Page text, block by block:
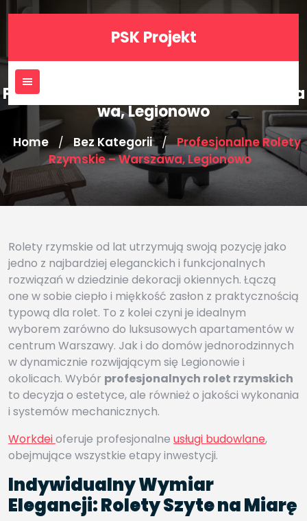
Skip
PSK Projekt
Profesjonalne rolety rzymskie – Warsza
wa, Legionowo
Home / Bez Kategorii / Profesjonalne Rolety
Rzymskie – Warszawa, Legionowo
Rolety rzymskie od lat utrzymują swoją pozycję jako
jedno z najbardziej eleganckich i funkcjonalnych
rozwiązań w dziedzinie dekoracji okiennych. Łączą
one w sobie ciepło i miękkość zasłon z praktycznością
typową dla rolet. To z kolei czyni je idealnym
wyborem zarówno do luksusowych apartamentów w
centrum Warszawy. Jak i do domów jednorodzinnych
w dynamicznie rozwijającym się Legionowie i
okolicach. Wybór profesjonalnych rolet rzymskich
to decyzja o estetyce, ale również o jakości wykonania
i systemów mechanicznych.
Workdeioferuje profesjonalne usługi budowlane,
obejmujące wszystkie etapy inwestycji.
Indywidualny Wymiar
Elegancji: Rolety Szyte na Miarę